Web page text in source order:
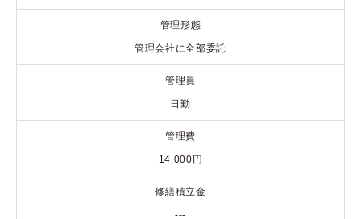
管理形態
管理会社に全部委託
管理員
日勤
管理費
14,000円
修繕積立金
---